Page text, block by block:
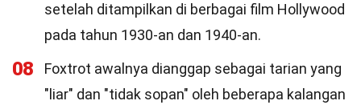
setelah ditampilkan di berbagai film Hollywood
pada tahun 1930-an dan 1940-an.
08
Foxtrot awalnya dianggap sebagai tarian yang
"liar" dan "tidak sopan" oleh beberapa kalangan